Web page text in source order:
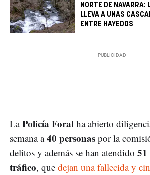
NORTE DE NAVARRA:
LLEVA A UNAS
ENTRE HAYEDOS
LaPolicía Foral ha abierto
semana a40 personas por la
delitos y además se han atendido 51
tráfico, que dejan una fallecida y